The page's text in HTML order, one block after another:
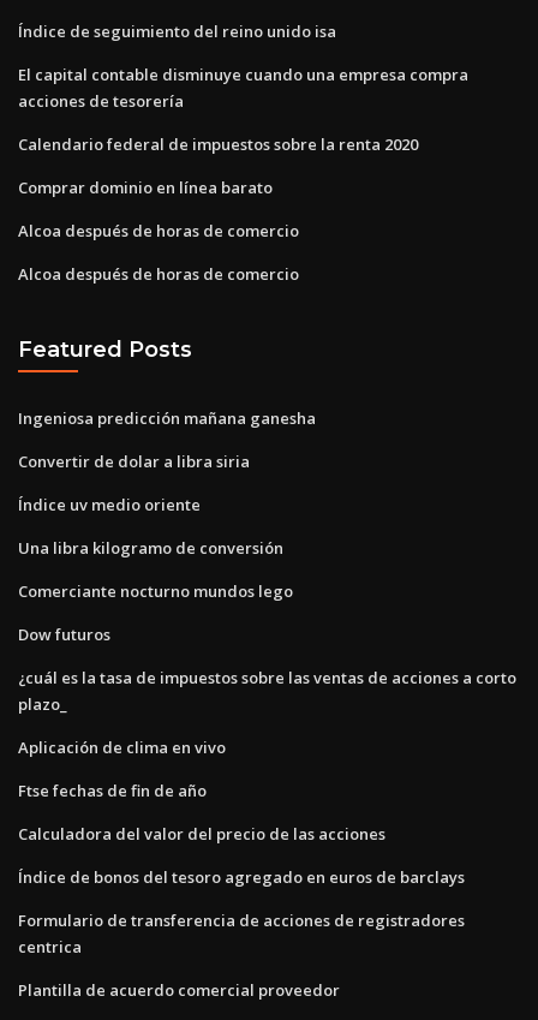
Índice de seguimiento del reino unido isa
El capital contable disminuye cuando una empresa compra
acciones de tesorería
Calendario federal de impuestos sobre la renta 2020
Comprar dominio en línea barato
Alcoa después de horas de comercio
Alcoa después de horas de comercio
Featured Posts
Ingeniosa predicción mañana ganesha
Convertir de dolar a libra siria
Índice uv medio oriente
Una libra kilogramo de conversión
Comerciante nocturno mundos lego
Dow futuros
¿cuál es la tasa de impuestos sobre las ventas de acciones a corto
plazo_
Aplicación de clima en vivo
Ftse fechas de fin de año
Calculadora del valor del precio de las acciones
Índice de bonos del tesoro agregado en euros de barclays
Formulario de transferencia de acciones de registradores
centrica
Plantilla de acuerdo comercial proveedor